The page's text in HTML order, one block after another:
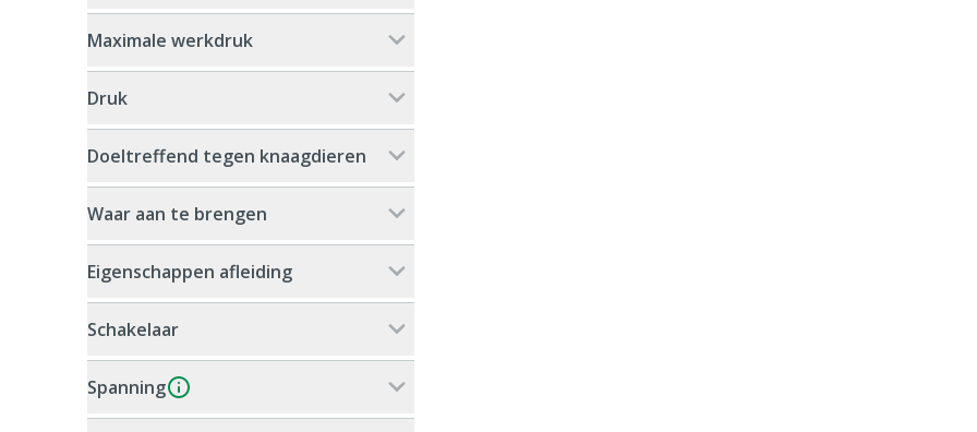
Maximale werkdruk
Druk
Doeltreffend tegen knaagdieren
Waar aan te brengen
Eigenschappen afleiding
Schakelaar
Spanning